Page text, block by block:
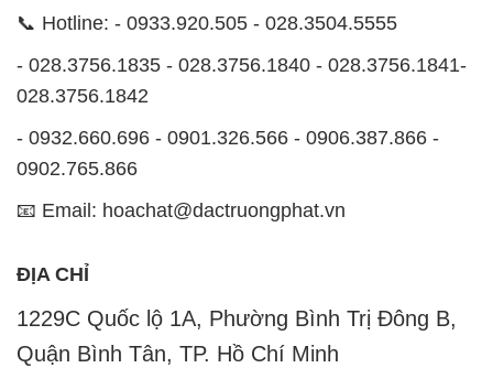
📞 Hotline: - 0933.920.505 - 028.3504.5555
- 028.3756.1835 - 028.3756.1840 - 028.3756.1841-
028.3756.1842
- 0932.660.696 - 0901.326.566 - 0906.387.866 -
0902.765.866
📧 Email: hoachat@dactruongphat.vn
ĐỊA CHỈ
1229C Quốc lộ 1A, Phường Bình Trị Đông B,
Quận Bình Tân, TP. Hồ Chí Minh